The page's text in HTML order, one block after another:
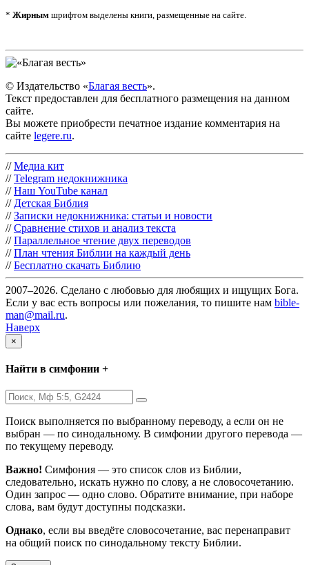
* Жирным шрифтом выделены книги, размещенные на сайте.
© Издательство «Благая весть».
Текст предоставлен для бесплатного размещения на данном
сайте.
Вы можете приобрести печатное издание комментария на
сайте legere.ru.
// Медиа кит
// Telegram недокнижника
// Наш YouTube канал
// Детская Библия
// Записки недокнижника: статьи и новости
// Сравнение стихов и анализ текста
// Параллельное чтение двух переводов
// План чтения Библии на каждый день
// Бесплатно скачать Библию
2007–2026. Сделано с любовью для любящих и ищущих Бога.
Если у вас есть вопросы или пожелания, то пишите нам bible-
man@mail.ru.
Наверх
×
Найти в симфонии +
Поиск выполняется по выбранному переводу, а если он не
выбран — по синодальному. В симфонии другого перевода —
по текущему переводу.
Важно! Симфония — это список слов из Библии,
следовательно, искать нужно по слову, а не словосочетанию.
Один запрос — одно слово. Обратите внимание, при наборе
слова, вам будут доступны подсказки.
Однако, если вы введёте словосочетание, вас перенаправит
на общий поиск по синодальному тексту Библии.